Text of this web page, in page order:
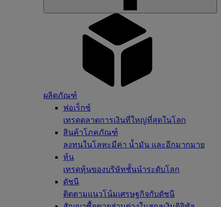
ผลิตภัณฑ์
ฟอเร็กซ์
เทรดตลาดการเงินที่ใหญ่ที่สุดในโลก
สินค้าโภคภัณฑ์
ลงทุนในโลหะมีค่า น้ำมัน และอีกมากมาย
หุ้น
เทรดหุ้นของบริษัทชั้นนำระดับโลก
ดัชนี
ติดตามแนวโน้มเศรษฐกิจกับดัชนี